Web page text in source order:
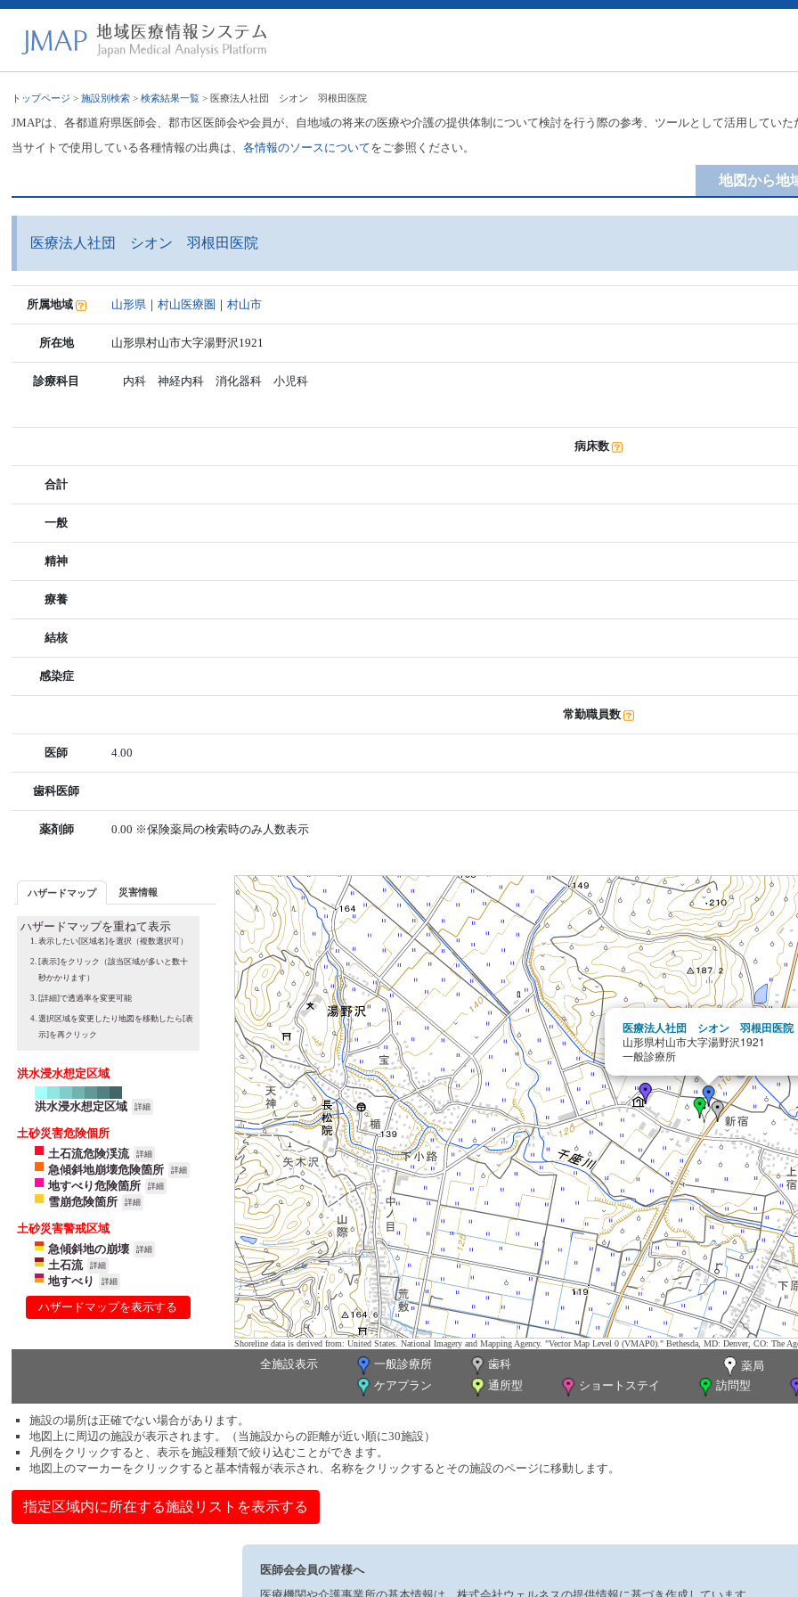
トップページ >施設別検索 >検索結果一覧 > 医療法人社団 シオン 羽根田医院
JMAPは、各都道府県医師会、郡市区医師会や会員が、自地域の将来の医療や介護の提供体制について検討を行う際の参考、ツールとして活用してい
当サイトで使用している各種情報の出典は、各情報のソースについてをご参照ください。
地図から地
医療法人社団 シオン 羽根田医院
所属地域 山形県 ｜村山医療圏 ｜村山市
所在地 山形県村山市大字湯野沢1921
診療科目 内科 神経内科 消化器科 小児科
病床数
合計
一般
精神
療養
結核
感染症
常勤職員数
医師 4.00
歯科医師
薬剤師 0.00 ※保険薬局の検索時のみ人数表示
ハザードマップ 災害情報
ハザードマップを重ねて表示
表示したい[区域名]を選択（複数選択可）
[表示]をクリック（該当区域が多いと数十
秒かかります）
[詳細]で透過率を変更可能
選択区域を変更したり地図を移動したら[表
示]を再クリック
洪水浸水想定区域
洪水浸水想定区域 詳細
土砂災害危険個所
土石流危険渓流
詳細
急傾斜地崩壊危険箇所 詳細
地すべり危険箇所 詳細
雪崩危険箇所 詳細
土砂災害警戒区域
急傾斜地の崩壊
詳細
土石流 詳細
地すべり 詳細
ハザードマップを表示する
医療法人社団 シオン 羽根田医院
山形県村山市大字湯野沢1921
一般診療所
Shoreline data is derived from: United States. National Imagery and Mapping Agency. "Vector Map Level 0 (VMAP0)." Bethesda, MD: Denver, CO: The
全施設表示 一般診療所 歯科
薬局
ケアプラン
通所型 ショートステイ 訪問型
施設の場所は正確でない場合があります。
地図上に周辺の施設が表示されます。（当施設からの距離が近い順に30施設）
凡例をクリックすると、表示を施設種類で絞り込むことができます。
地図上のマーカーをクリックすると基本情報が表示され、名称をクリックするとその施設のページに移動します。
指定区域内に所在する施設リストを表示する
医師会会員の皆様へ